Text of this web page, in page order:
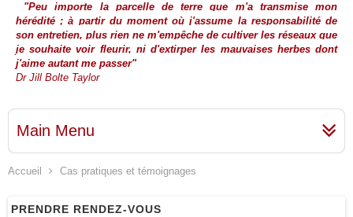
"Peu importe la parcelle de terre que m'a transmise mon
hérédité ; à partir du moment où j'assume la responsabilité de
son entretien, plus rien ne m'empêche de cultiver les réseaux que
je souhaite voir fleurir, ni d'extirper les mauvaises herbes dont
j'aime autant me passer"
Dr Jill Bolte Taylor
Main Menu
Accueil Cas pratiques et témoignages
PRENDRE RENDEZ-VOUS